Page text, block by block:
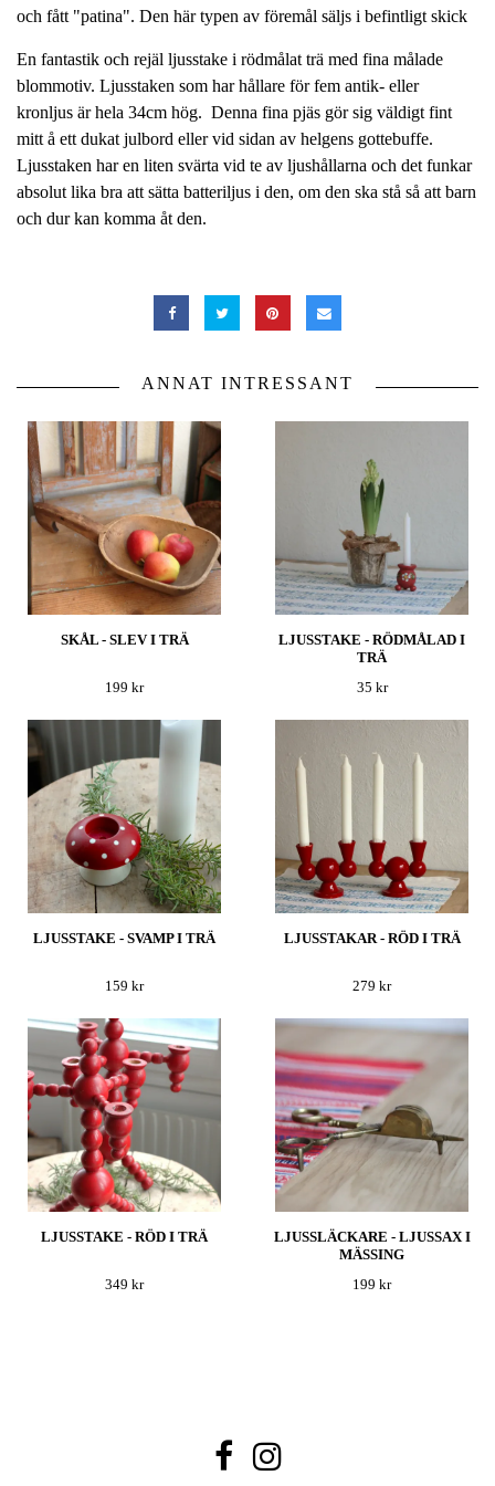
och fått "patina". Den här typen av föremål säljs i befintligt skick
En fantastik och rejäl ljusstake i rödmålat trä med fina målade
blommotiv. Ljusstaken som har hållare för fem antik- eller
kronljus är hela 34cm hög. Denna fina pjäs gör sig väldigt fint
mitt å ett dukat julbord eller vid sidan av helgens gottebuffe.
Ljusstaken har en liten svärta vid te av ljushållarna och det funkar
absolut lika bra att sätta batteriljus i den, om den ska stå så att barn
och dur kan komma åt den.
ANNAT INTRESSANT
SKÅL - SLEV I TRÄ
199 kr
LJUSSTAKE - RÖDMÅLAD I
TRÄ
35 kr
LJUSSTAKE - SVAMP I TRÄ
159 kr
LJUSSTAKAR - RÖD I TRÄ
279 kr
LJUSSTAKE - RÖD I TRÄ
349 kr
LJUSSLÄCKARE - LJUSSAX I
MÄSSING
199 kr